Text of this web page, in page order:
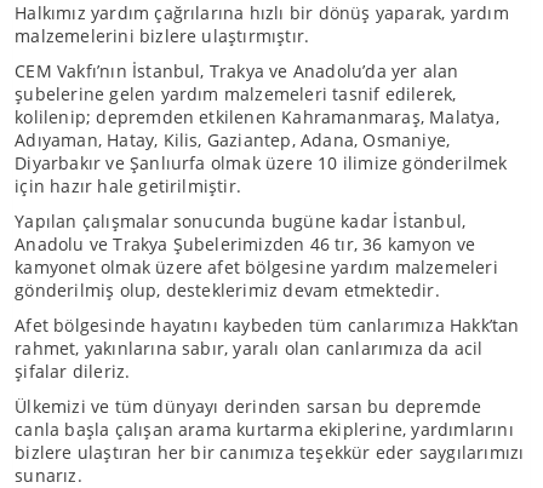
Halkımız yardım çağrılarına hızlı bir dönüş yaparak, yardım
malzemelerini bizlere ulaştırmıştır.
CEM Vakfı’nın İstanbul, Trakya ve Anadolu’da yer alan
şubelerine gelen yardım malzemeleri tasnif edilerek,
kolilenip; depremden etkilenen Kahramanmaraş, Malatya,
Adıyaman, Hatay, Kilis, Gaziantep, Adana, Osmaniye,
Diyarbakır ve Şanlıurfa olmak üzere 10 ilimize gönderilmek
için hazır hale getirilmiştir.
Yapılan çalışmalar sonucunda bugüne kadar İstanbul,
Anadolu ve Trakya Şubelerimizden 46 tır, 36 kamyon ve
kamyonet olmak üzere afet bölgesine yardım malzemeleri
gönderilmiş olup, desteklerimiz devam etmektedir.
Afet bölgesinde hayatını kaybeden tüm canlarımıza Hakk’tan
rahmet, yakınlarına sabır, yaralı olan canlarımıza da acil
şifalar dileriz.
Ülkemizi ve tüm dünyayı derinden sarsan bu depremde
canla başla çalışan arama kurtarma ekiplerine, yardımlarını
bizlere ulaştıran her bir canımıza teşekkür eder saygılarımızı
sunarız.